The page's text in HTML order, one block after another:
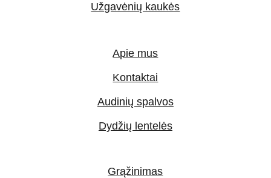
Apie mus
Grąžinimas
Kontaktai
Audinių spalvos
Dydžių lentelės
Užgavėnių kaukės